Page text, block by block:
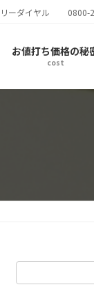
ーダイヤル 0800-
お値打ち価格の秘
cost